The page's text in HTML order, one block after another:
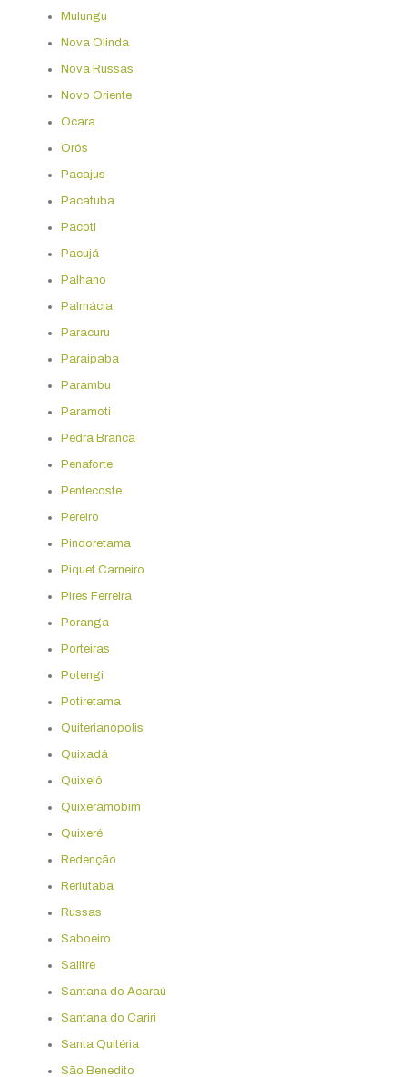
Mulungu
Nova Olinda
Nova Russas
Novo Oriente
Ocara
Orós
Pacajus
Pacatuba
Pacoti
Pacujá
Palhano
Palmácia
Paracuru
Paraipaba
Parambu
Paramoti
Pedra Branca
Penaforte
Pentecoste
Pereiro
Pindoretama
Piquet Carneiro
Pires Ferreira
Poranga
Porteiras
Potengi
Potiretama
Quiterianópolis
Quixadá
Quixelô
Quixeramobim
Quixeré
Redenção
Reriutaba
Russas
Saboeiro
Salitre
Santana do Acaraú
Santana do Cariri
Santa Quitéria
São Benedito